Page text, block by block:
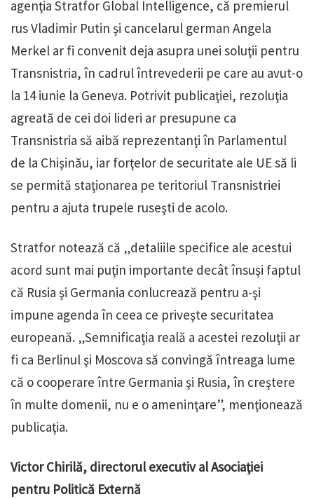
agenţia Stratfor Global Intelligence, că premierul
rus Vladimir Putin şi cancelarul german Angela
Merkel ar fi convenit deja asupra unei soluţii pentru
Transnistria, în cadrul întrevederii pe care au avut-o
la 14 iunie la Geneva. Potrivit publicaţiei, rezoluţia
agreată de cei doi lideri ar presupune ca
Transnistria să aibă reprezentanţi în Parlamentul
de la Chişinău, iar forţelor de securitate ale UE să li
se permită staţionarea pe teritoriul Transnistriei
pentru a ajuta trupele ruseşti de acolo.
Stratfor notează că „detaliile specifice ale acestui
acord sunt mai puţin importante decât însuşi faptul
că Rusia şi Germania conlucrează pentru a-şi
impune agenda în ceea ce priveşte securitatea
europeană. „Semnificaţia reală a acestei rezoluţii ar
fi ca Berlinul şi Moscova să convingă întreaga lume
că o cooperare între Germania şi Rusia, în creştere
în multe domenii, nu e o ameninţare”, menţionează
publicaţia.
Victor Chirilă, directorul executiv al Asociaţiei
pentru Politică Externă